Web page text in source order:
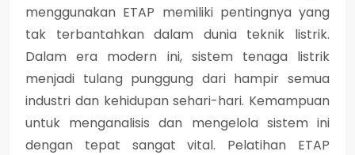
menggunakan ETAP memiliki pentingnya yang
tak terbantahkan dalam dunia teknik listrik.
Dalam era modern ini, sistem tenaga listrik
menjadi tulang punggung dari hampir semua
industri dan kehidupan sehari-hari. Kemampuan
untuk menganalisis dan mengelola sistem ini
dengan tepat sangat vital. Pelatihan ETAP